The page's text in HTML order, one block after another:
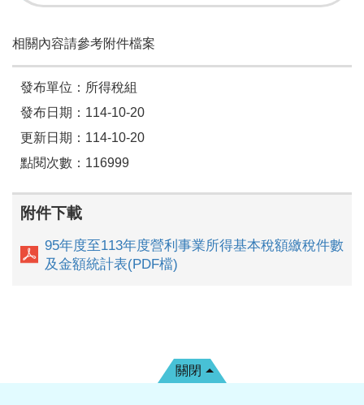
相關內容請參考附件檔案
發布單位：所得稅組
發布日期：114-10-20
更新日期：114-10-20
點閱次數：116999
附件下載
95年度至113年度營利事業所得基本稅額繳稅件數
及金額統計表(PDF檔)
關閉